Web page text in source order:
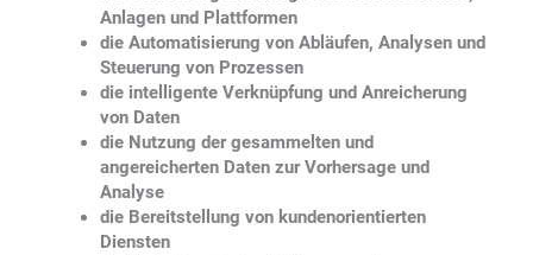
Anlagen und Plattformen
die Automatisierung von Abläufen, Analysen und
Steuerung von Prozessen
die intelligente Verknüpfung und Anreicherung
von Daten
die Nutzung der gesammelten und
angereicherten Daten zur Vorhersage und
Analyse
die Bereitstellung von kundenorientierten
Diensten